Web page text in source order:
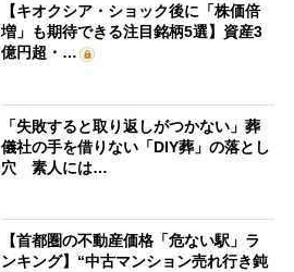
【キオクシア・ショック後に「株価倍
増」も期待できる注目銘柄5選】資産3
億円超・…
「失敗すると取り返しがつかない」葬
儀社の手を借りない「DIY葬」の落とし
穴 素人には…
【首都圏の不動産価格「危ない駅」ラ
ンキング】“中古マンション売れ行き鈍